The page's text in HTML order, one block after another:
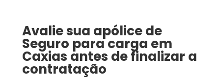
Avalie sua apólice de
Seguro para carga em
Caxias antes de finalizar a
contratação